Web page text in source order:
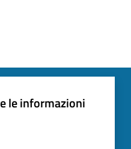
le informazioni